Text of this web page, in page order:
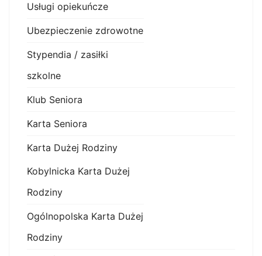
Usługi opiekuńcze
Ubezpieczenie zdrowotne
Stypendia / zasiłki
szkolne
Klub Seniora
Karta Seniora
Karta Dużej Rodziny
Kobylnicka Karta Dużej
Rodziny
Ogólnopolska Karta Dużej
Rodziny